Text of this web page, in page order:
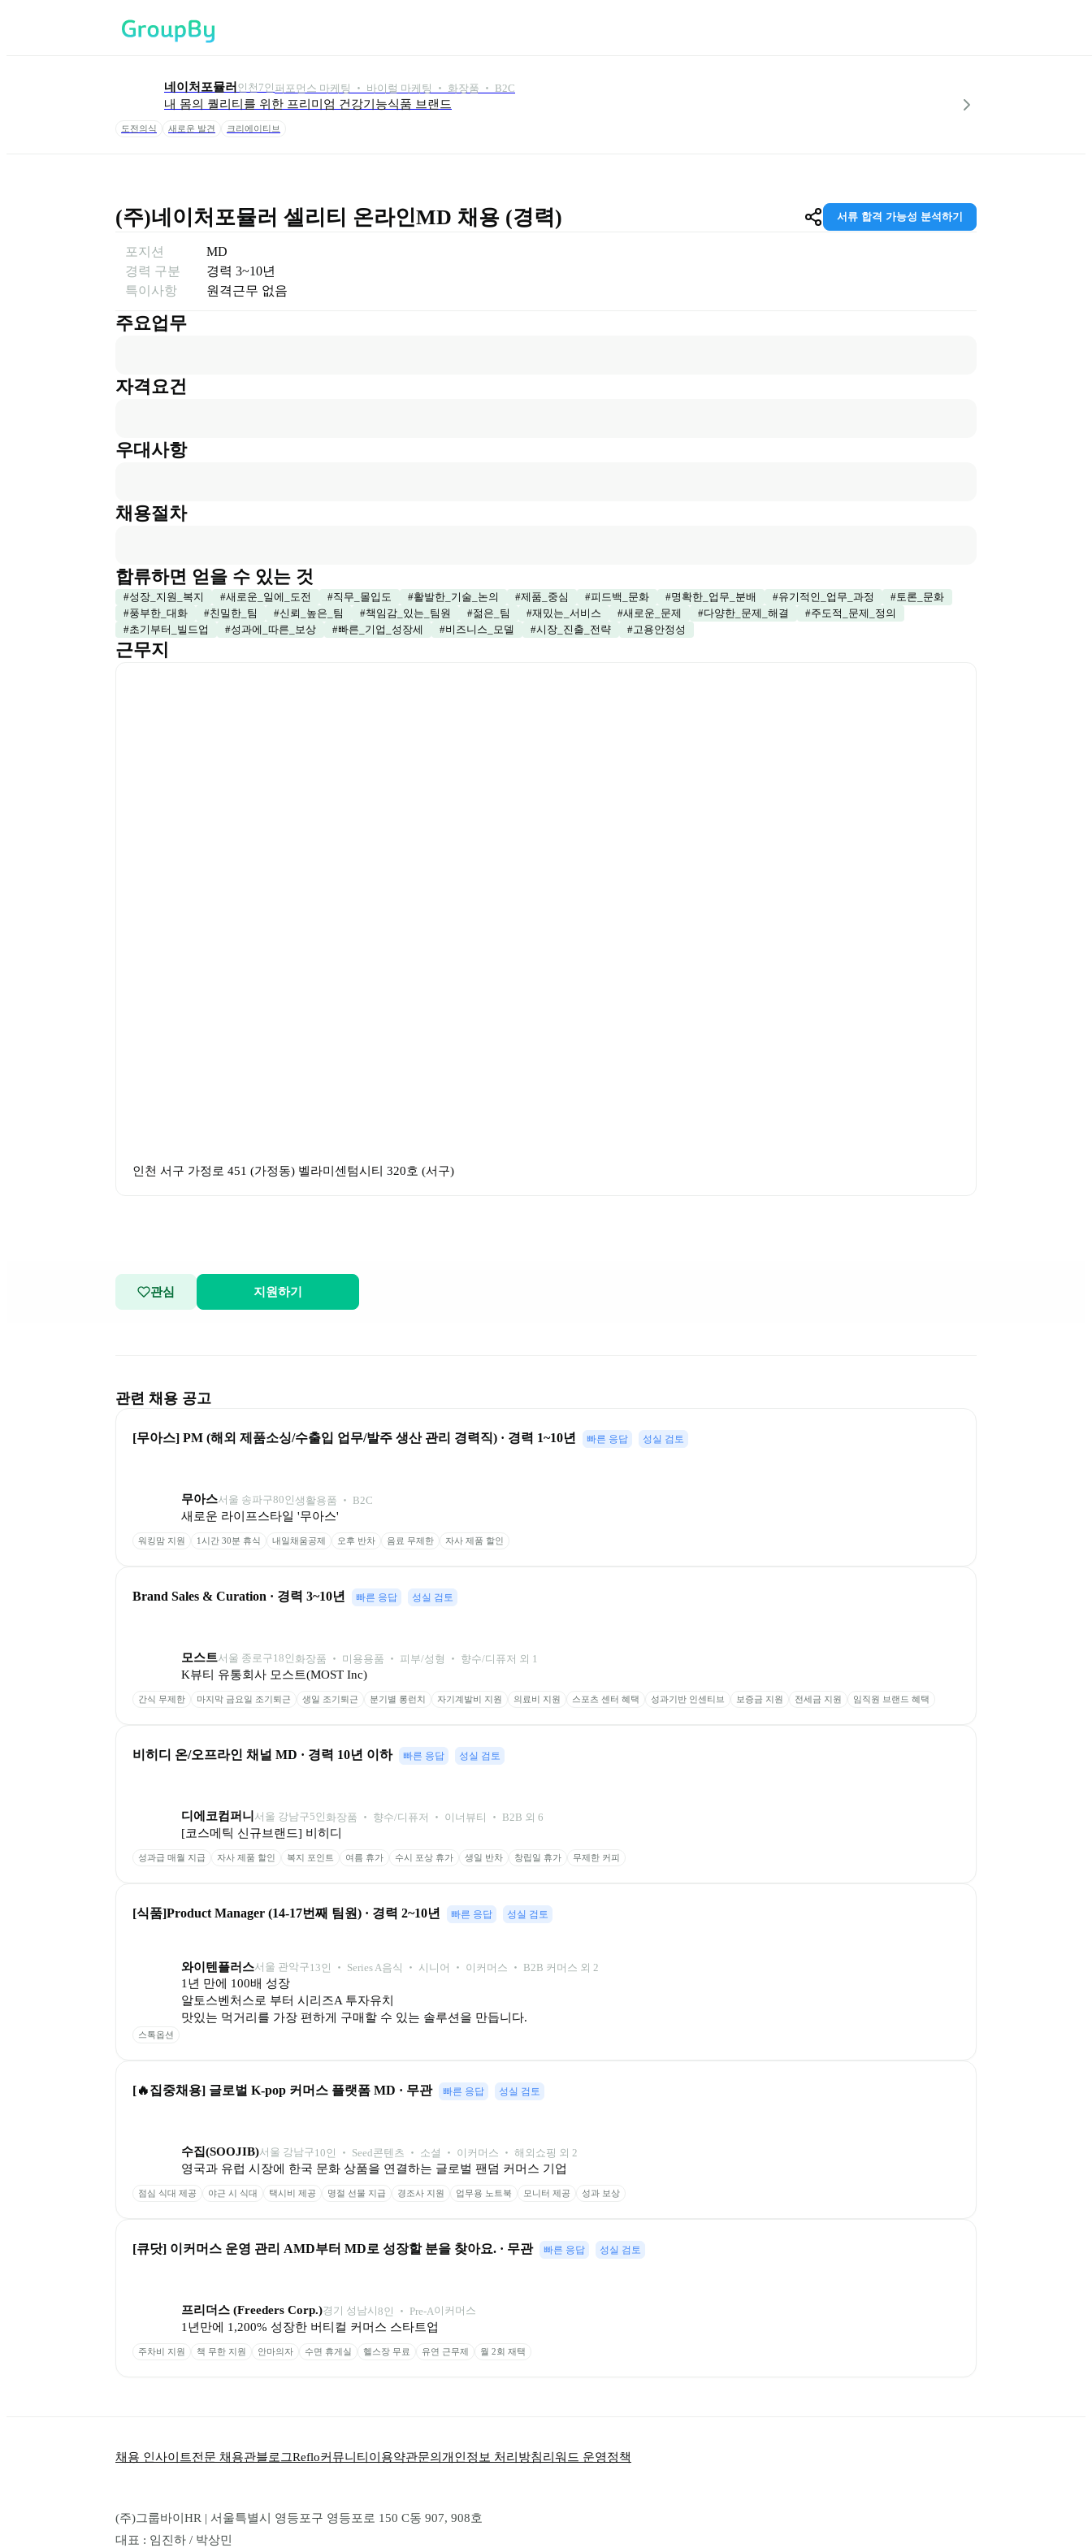
네이처포뮬러 인천 7인 퍼포먼스 마케팅 ‧ 바이럴 마케팅 ‧ 화장품 ‧ B2C
내 몸의 퀄리티를 위한 프리미엄 건강기능식품 브랜드
도전의식 새로운 발견 크리에이티브
(주)네이처포뮬러 셀리티 온라인MD 채용 (경력) 서류 합격 가능성 분석하기
포지션
MD
경력 구분
경력 3~10년
특이사항
원격근무 없음
주요업무
자격요건
우대사항
채용절차
합류하면 얻을 수 있는 것
#성장_지원_복지 #새로운_일에_도전 #직무_몰입도 #활발한_기술_논의 #제품_중심 #피드백_문화 #명확한_업무_분배 #유기적인_업무_과정 #토론_문화
#풍부한_대화 #친밀한_팀 #신뢰_높은_팀 #책임감_있는_팀원 #젊은_팀 #재밌는_서비스 #새로운_문제 #다양한_문제_해결 #주도적_문제_정의
#초기부터_빌드업 #성과에_따른_보상 #빠른_기업_성장세 #비즈니스_모델 #시장_진출_전략 #고용안정성
근무지
인천 서구 가정로 451 (가정동) 벨라미센텀시티 320호 (서구)
관심 지원하기
관련 채용 공고
[무아스] PM (해외 제품소싱/수출입 업무/발주 생산 관리 경력직) · 경력 1~10년 빠른 응답 성실 검토
무아스서울 송파구80인 생활용품 ‧ B2C
새로운 라이프스타일 '무아스'
워킹맘 지원 1시간 30분 휴식 내일채움공제 오후 반차 음료 무제한 자사 제품 할인
Brand Sales & Curation · 경력 3~10년 빠른 응답 성실 검토
모스트서울 종로구18인 화장품 ‧ 미용용품 ‧ 피부/성형 ‧ 향수/디퓨저 외 1
K뷰티 유통회사 모스트(MOST Inc)
간식 무제한 마지막 금요일 조기퇴근 생일 조기퇴근 분기별 롱런치 자기계발비 지원 의료비 지원 스포츠 센터 혜택 성과기반 인센티브 보증금 지원 전세금 지원 임직원 브랜드 혜택
비히디 온/오프라인 채널 MD · 경력 10년 이하 빠른 응답 성실 검토
디에코컴퍼니 서울 강남구5인 화장품 ‧ 향수/디퓨저 ‧ 이너뷰티 ‧ B2B 외 6
[코스메틱 신규브랜드] 비히디
성과급 매월 지급 자사 제품 할인 복지 포인트 여름 휴가 수시 포상 휴가 생일 반차 창립일 휴가 무제한 커피
[식품]Product Manager (14-17번째 팀원) · 경력 2~10년 빠른 응답 성실 검토
와이텐플러스서울 관악구13인 ‧ Series A음식 ‧ 시니어 ‧ 이커머스 ‧ B2B 커머스 외 2
1년 만에 100배 성장
알토스벤처스로 부터 시리즈A 투자유치
맛있는 먹거리를 가장 편하게 구매할 수 있는 솔루션을 만듭니다.
스톡옵션
[🔥집중채용] 글로벌 K-pop 커머스 플랫폼 MD · 무관 빠른 응답 성실 검토
수집(SOOJIB)서울 강남구10인 ‧ Seed콘텐츠 ‧ 소셜 ‧ 이커머스 ‧ 해외쇼핑 외 2
영국과 유럽 시장에 한국 문화 상품을 연결하는 글로벌 팬덤 커머스 기업
점심 식대 제공 야근 시 식대 택시비 제공 명절 선물 지급 경조사 지원 업무용 노트북 모니터 제공 성과 보상
[큐닷] 이커머스 운영 관리 AMD부터 MD로 성장할 분을 찾아요. · 무관 빠른 응답 성실 검토
프리더스 (Freeders Corp.)경기 성남시 8인 ‧ Pre-A이커머스
1년만에 1,200% 성장한 버티컬 커머스 스타트업
주차비 지원 책 무한 지원 안마의자 수면 휴게실 헬스장 무료 유연 근무제 월 2회 재택
채용 인사이트전문 채용관블로그Reflo커뮤니티 이용약관문의 개인정보 처리방침리워드 운영정책
(주)그룹바이HR | 서울특별시 영등포구 영등포로 150 C동 907, 908호
대표 : 임진하 / 박상민